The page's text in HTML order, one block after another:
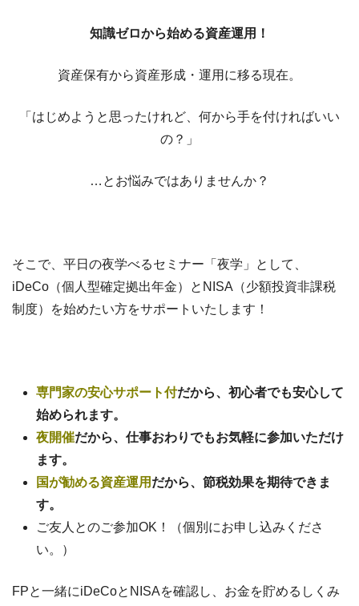
知識ゼロから始める資産運用！
資産保有から資産形成・運用に移る現在。
「はじめようと思ったけれど、何から手を付ければいい
の？」
…とお悩みではありませんか？
そこで、平日の夜学べるセミナー「夜学」として、
iDeCo（個人型確定拠出年金）とNISA（少額投資非課税
制度）を始めたい方をサポートいたします！
専門家の安心サポート付だから、初心者でも安心して
始められます。
夜開催だから、仕事おわりでもお気軽に参加いただけ
ます。
国が勧める資産運用 だから、節税効果を期待できま
す。
ご友人とのご参加OK！（個別にお申し込みくださ
い。）
FPと一緒にiDeCoとNISAを確認し、お金を貯めるしくみ